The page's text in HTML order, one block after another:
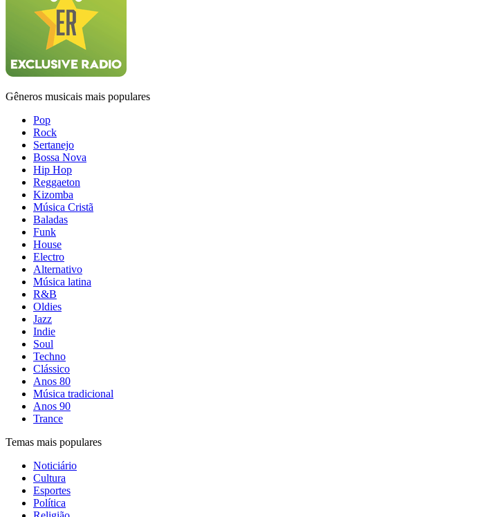
Gêneros musicais mais populares
Pop
Rock
Sertanejo
Bossa Nova
Hip Hop
Reggaeton
Kizomba
Música Cristã
Baladas
Funk
House
Electro
Alternativo
Música latina
R&B
Oldies
Jazz
Indie
Soul
Techno
Clássico
Anos 80
Música tradicional
Anos 90
Trance
Temas mais populares
Noticiário
Cultura
Esportes
Política